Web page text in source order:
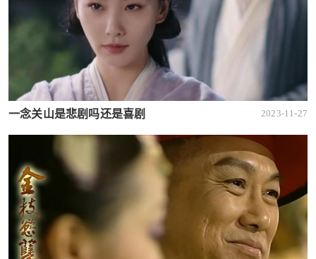
一念关山是悲剧吗还是喜剧 2023-11-27